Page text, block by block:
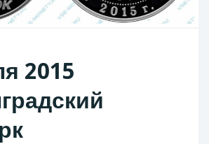
2015